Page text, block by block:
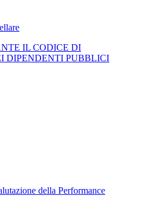
IL CODICE DI
DIPENDENTI PUBBLICI
della Performance